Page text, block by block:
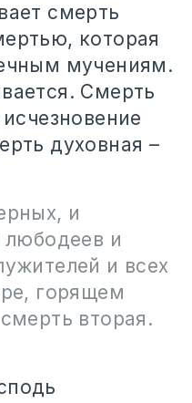
смерть
которая
мучениям.
Смерть
духовная –
и
любодеев и
и всех
горящем
вторая.